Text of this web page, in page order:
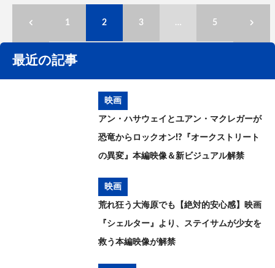
1 2 3 … 5
最近の記事
映画
アン・ハサウェイとユアン・マクレガーが
恐竜からロックオン!?『オークストリート
の異変』本編映像＆新ビジュアル解禁
映画
荒れ狂う大海原でも【絶対的安心感】映画
『シェルター』より、ステイサムが少女を
救う本編映像が解禁